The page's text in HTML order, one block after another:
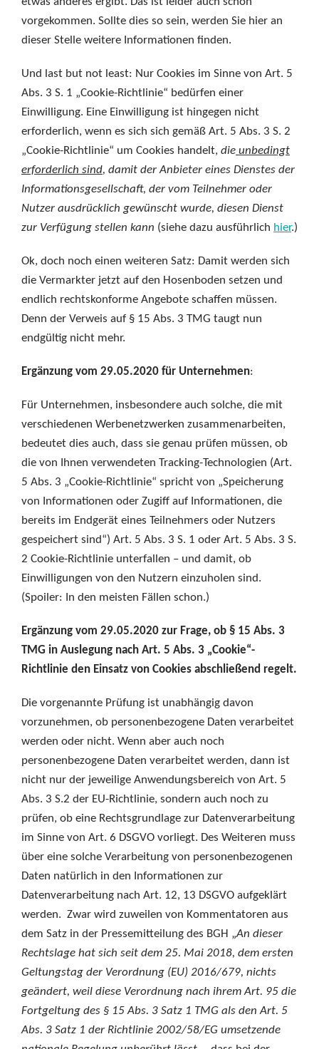
vorgekommen. Sollte dies so sein, werden Sie hier an
dieser Stelle weitere Informationen finden.
Und last but not least: Nur Cookies im Sinne von Art. 5
Abs. 3 S. 1 „Cookie-Richtlinie“ bedürfen einer
Einwilligung. Eine Einwilligung ist hingegen nicht
erforderlich, wenn es sich sich gemäß Art. 5 Abs. 3 S. 2
„Cookie-Richtlinie“ um Cookies handelt, die unbedingt
erforderlich sind, damit der Anbieter eines Dienstes der
Informationsgesellschaft, der vom Teilnehmer oder
Nutzer ausdrücklich gewünscht wurde, diesen Dienst
zur Verfügung stellen kann (siehe dazu ausführlich hier.)
Ok, doch noch einen weiteren Satz: Damit werden sich
die Vermarkter jetzt auf den Hosenboden setzen und
endlich rechtskonforme Angebote schaffen müssen.
Denn der Verweis auf § 15 Abs. 3 TMG taugt nun
endgültig nicht mehr.
Ergänzung vom 29.05.2020 für Unternehmen:
Für Unternehmen, insbesondere auch solche, die mit
verschiedenen Werbenetzwerken zusammenarbeiten,
bedeutet dies auch, dass sie genau prüfen müssen, ob
die von Ihnen verwendeten Tracking-Technologien (Art.
5 Abs. 3 „Cookie-Richtlinie“ spricht von „Speicherung
von Informationen oder Zugiff auf Informationen, die
bereits im Endgerät eines Teilnehmers oder Nutzers
gespeichert sind“) Art. 5 Abs. 3 S. 1 oder Art. 5 Abs. 3 S.
2 Cookie-Richtlinie unterfallen – und damit, ob
Einwilligungen von den Nutzern einzuholen sind.
(Spoiler: In den meisten Fällen schon.)
Ergänzung vom 29.05.2020 zur Frage, ob § 15 Abs. 3
TMG in Auslegung nach Art. 5 Abs. 3 „Cookie“-
Richtlinie den Einsatz von Cookies abschließend regelt.
Die vorgenannte Prüfung ist unabhängig davon
vorzunehmen, ob personenbezogene Daten verarbeitet
werden oder nicht. Wenn aber auch noch
personenbezogene Daten verarbeitet werden, dann ist
nicht nur der jeweilige Anwendungsbereich von Art. 5
Abs. 3 S.2 der EU-Richtlinie, sondern auch noch zu
prüfen, ob eine Rechtsgrundlage zur Datenverarbeitung
im Sinne von Art. 6 DSGVO vorliegt. Des Weiteren muss
über eine solche Verarbeitung von personenbezogenen
Daten natürlich in den Informationen zur
Datenverarbeitung nach Art. 12, 13 DSGVO aufgeklärt
werden. Zwar wird zuweilen von Kommentatoren aus
dem Satz in der Pressemitteilung des BGH „An dieser
Rechtslage hat sich seit dem 25. Mai 2018, dem ersten
Geltungstag der Verordnung (EU) 2016/679, nichts
geändert, weil diese Verordnung nach ihrem Art. 95 die
Fortgeltung des § 15 Abs. 3 Satz 1 TMG als den Art. 5
Abs. 3 Satz 1 der Richtlinie 2002/58/EG umsetzende